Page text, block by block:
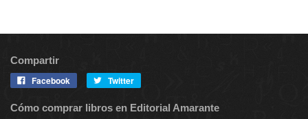
Compartir
Facebook Twitter
Cómo comprar libros en Editorial Amarante